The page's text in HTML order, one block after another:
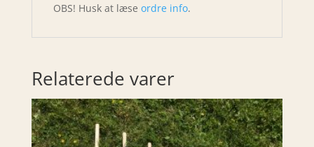
OBS! Husk at læse ordre info.
Relaterede varer